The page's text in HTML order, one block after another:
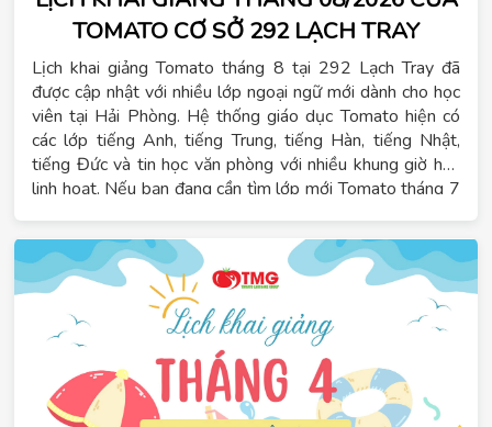
TOMATO CƠ SỞ 292 LẠCH TRAY
Lịch khai giảng Tomato tháng 8 tại 292 Lạch Tray đã
được cập nhật với nhiều lớp ngoại ngữ mới dành cho học
viên tại Hải Phòng. Hệ thống giáo dục Tomato hiện có
các lớp tiếng Anh, tiếng Trung, tiếng Hàn, tiếng Nhật,
tiếng Đức và tin học văn phòng với nhiều khung giờ học
linh hoạt. Nếu bạn đang cần tìm lớp mới Tomato tháng 7
ngoại ngữ phục vụ học tập, công việc, du học và xuất
khẩu lao động, lịch khai giảng dưới đây sẽ giúp bạn chọn
lớp phù hợp.